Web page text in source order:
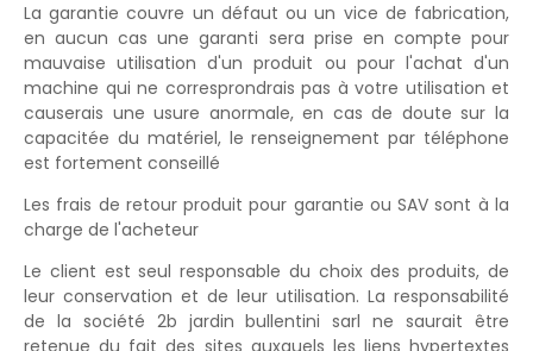
La garantie couvre un défaut ou un vice de fabrication,
en aucun cas une garanti sera prise en compte pour
mauvaise utilisation d'un produit ou pour l'achat d'un
machine qui ne corresprondrais pas à votre utilisation et
causerais une usure anormale, en cas de doute sur la
capacitée du matériel, le renseignement par téléphone
est fortement conseillé
Les frais de retour produit pour garantie ou SAV sont à la
charge de l'acheteur
Le client est seul responsable du choix des produits, de
leur conservation et de leur utilisation. La responsabilité
de la société 2b jardin bullentini sarl ne saurait être
retenue du fait des sites auxquels les liens hypertextes